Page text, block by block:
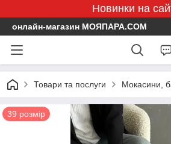
Новинки на
онлайн-магазин МОЯПАРА.COM
Товари та послуги Мокасини,
39 розмір